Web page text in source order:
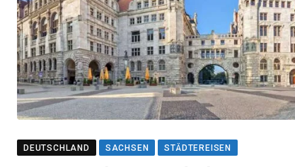
DEUTSCHLAND SACHSEN STÄDTEREISEN